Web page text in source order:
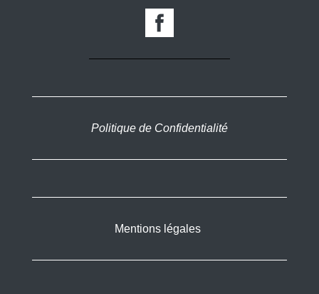
Politique de Confidentialité
Mentions légales